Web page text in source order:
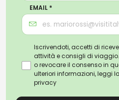
EMAIL *
Iscrivendoti, accetti di
attività e consigli di
o revocare il consenso in
ulteriori informazioni, leggi
privacy